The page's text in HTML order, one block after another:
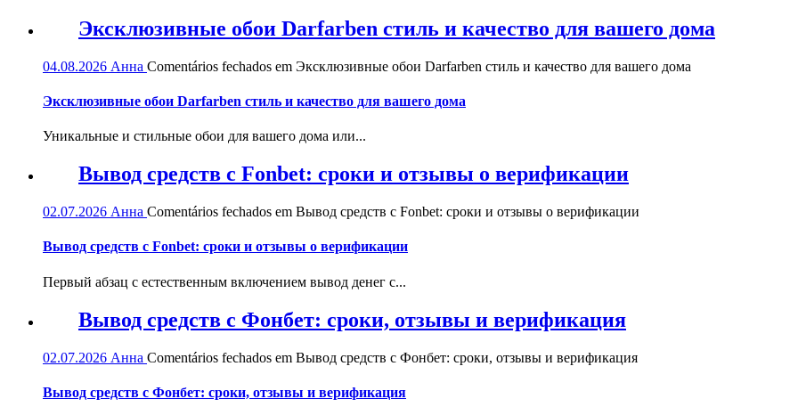
Эксклюзивные обои Darfarben стиль и качество для вашего дома
04.08.2026 Анна Comentários fechados em Эксклюзивные обои Darfarben стиль и качество для вашего дома
Эксклюзивные обои Darfarben стиль и качество для вашего дома
Уникальные и стильные обои для вашего дома или...
Вывод средств с Fonbet: сроки и отзывы о верификации
02.07.2026 Анна Comentários fechados em Вывод средств с Fonbet: сроки и отзывы о верификации
Вывод средств с Fonbet: сроки и отзывы о верификации
Первый абзац с естественным включением вывод денег с...
Вывод средств с Фонбет: сроки, отзывы и верификация
02.07.2026 Анна Comentários fechados em Вывод средств с Фонбет: сроки, отзывы и верификация
Вывод средств с Фонбет: сроки, отзывы и верификация